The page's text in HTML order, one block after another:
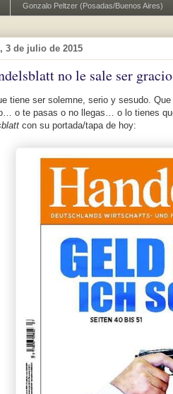
Gonzalo Peltzer (Posadas/Buenos Aires)
3 de julio de 2015
no le sale ser
tiene ser solemne, serio y sesudo.
o te pasas o no llegas… o lo tienes
con su portada/tapa de hoy: